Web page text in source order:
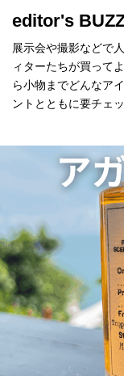
editor's
展示会や撮影などで
ィターたちが買って
ら小物までどんなア
ントとともに要チェッ